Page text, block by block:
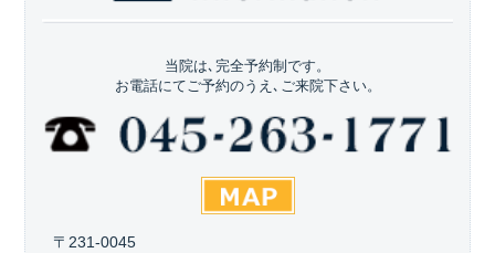
当院は､完全予約制です。
お電話にてご予約のうえ､ご来院下さい。
〒231-0045